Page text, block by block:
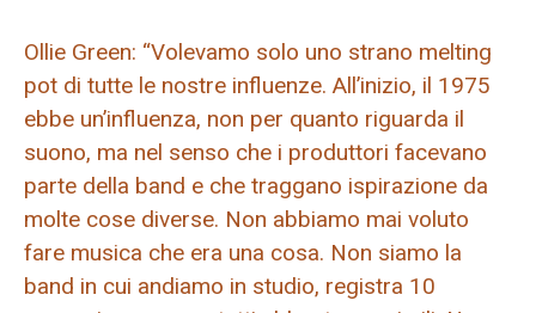
Ollie Green: “Volevamo solo uno strano melting
pot di tutte le nostre influenze. All’inizio, il 1975
ebbe un’influenza, non per quanto riguarda il
suono, ma nel senso che i produttori facevano
parte della band e che traggano ispirazione da
molte cose diverse. Non abbiamo mai voluto
fare musica che era una cosa. Non siamo la
band in cui andiamo in studio, registra 10